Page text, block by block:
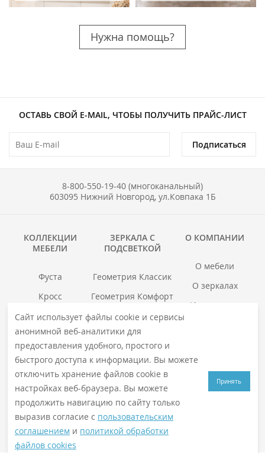
Нужна помощь?
ОСТАВЬ СВОЙ E-MAIL, ЧТОБЫ ПОЛУЧИТЬ ПРАЙС-ЛИСТ
Подписаться
8-800-550-19-40 (многоканальный)
603095 Нижний Новгород, ул.Ковпака 1Б
КОЛЛЕКЦИИ
МЕБЕЛИ
Фуста
Кросс
Гранд
Хоска
Смотреть все →
ЗЕРКАЛА С
ПОДСВЕТКОЙ
Геометрия Классик
Геометрия Комфорт
Геометрия Люкс
Геометрия Медиа
войс
Смотреть все →
О КОМПАНИИ
О мебели
О зеркалах
Инструкции
© 2026VIGO. Все права защищены
Политика конфиденциальности
Принять
Сайт использует файлы cookie и сервисы
анонимной веб-аналитики для
предоставления удобного, простого и
быстрого доступа к информации. Вы можете
отключить хранение файлов cookie в
настройках веб-браузера. Вы можете
продолжить навигацию по сайту только
выразив согласие с пользовательским
соглашением и политикой обработки
файлов cookies